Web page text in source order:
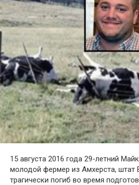
15 августа 2016 года 29-летний
молодой фермер из Амхерста, штат
трагически погиб во время